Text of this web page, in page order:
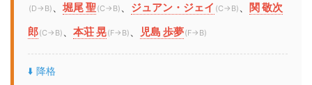
(D→B) 、堀尾 聖(C→B) 、 ジュアン・ジェイ (C→B) 、
関 敬次
郎(C→B) 、 本荘 晃(F→B) 、 児島 歩夢(F→B)
⬇️ 降格